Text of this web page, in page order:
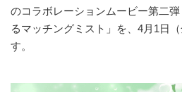
のコラボレーションムービー第二
るマッチングミスト」を、4月1日
す。